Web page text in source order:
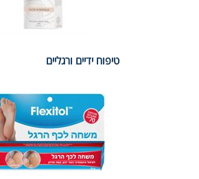
טיפוח ידיים ורגליים